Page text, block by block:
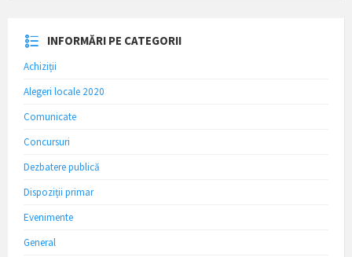
INFORMĂRI PE CATEGORII
Achiziții
Alegeri locale 2020
Comunicate
Concursuri
Dezbatere publică
Dispoziții primar
Evenimente
General